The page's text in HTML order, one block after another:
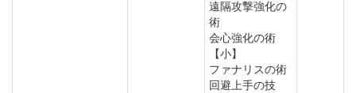
遠隔攻撃強化の
術
会心強化の術
【小】
ファナリスの術
回避上手の技